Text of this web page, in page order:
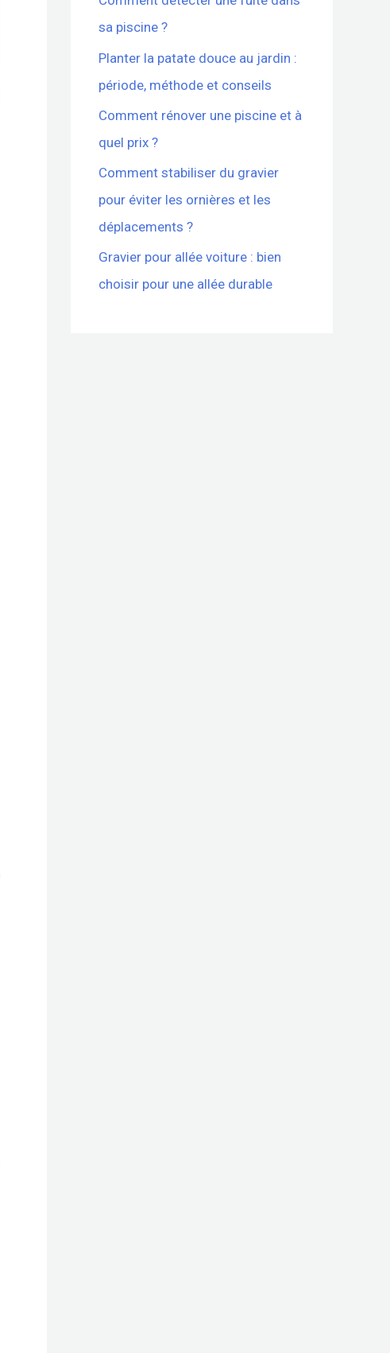
sa piscine ?
Planter la patate douce au jardin :
période, méthode et conseils
Comment rénover une piscine et à
quel prix ?
Comment stabiliser du gravier
pour éviter les ornières et les
déplacements ?
Gravier pour allée voiture : bien
choisir pour une allée durable